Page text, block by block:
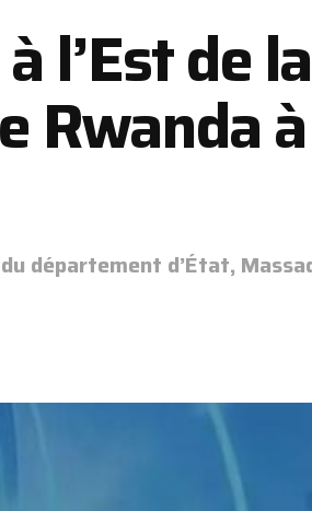
l’Est de
Rwanda
département d’État,